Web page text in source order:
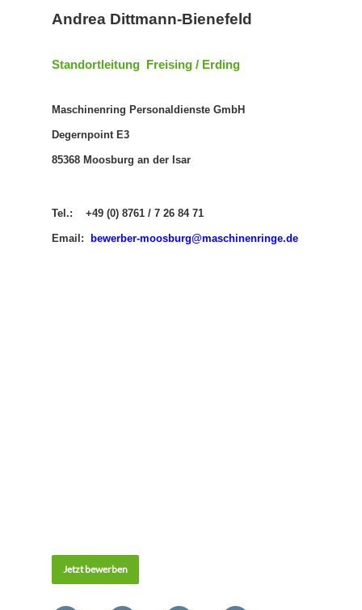
Andrea Dittmann-Bienefeld
Standortleitung Freising / Erding
Maschinenring Personaldienste GmbH
Degernpoint E3
85368 Moosburg an der Isar
Tel.: +49 (0) 8761 / 7 26 84 71
Email: bewerber-moosburg@maschinenringe.de
Jetzt bewerben